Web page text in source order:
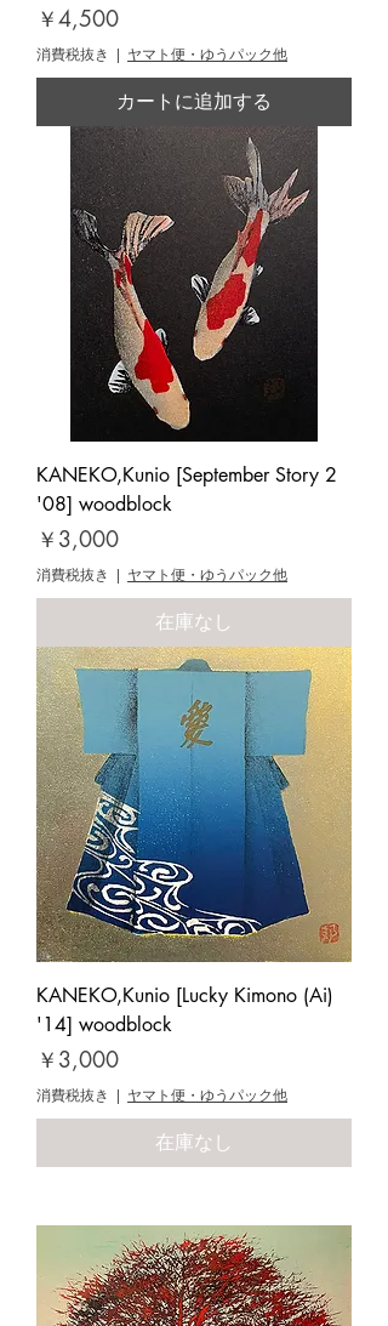
価格
￥4,500
消費税抜き | ヤマト便・ゆうパック他
カートに追加する
KANEKO,Kunio [September Story 2
'08] woodblock
価格
￥3,000
消費税抜き | ヤマト便・ゆうパック他
在庫なし
KANEKO,Kunio [Lucky Kimono (Ai)
'14] woodblock
価格
￥3,000
消費税抜き | ヤマト便・ゆうパック他
在庫なし